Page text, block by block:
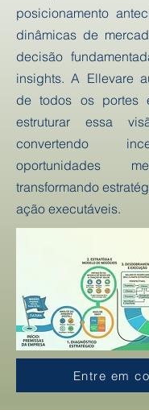
posicionamento
dinâmicas de
decisão
insights. A Ellevare
de todos os portes
estruturar essa
convertendo
oportunidades
transformando
ação executáveis.
Entre em